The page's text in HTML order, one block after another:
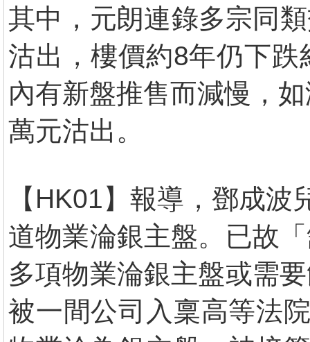
其中，元朗連錄多宗同
沽出，樓價約8年仍下
內有新盤推售而減慢，
萬元沽出。
【HK01】報導，鄧成
道物業淪銀主盤。已故
多項物業淪銀主盤或需
被一間公司入稟高等法